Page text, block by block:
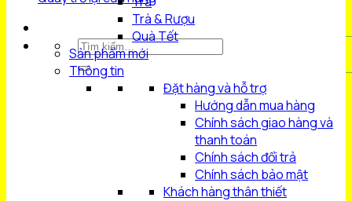
Tìm
kiếm:
Trà & Rượu
Quà Tết
Sản phẩm mới
Thông tin
Đặt hàng và hỗ trợ
Hướng dẫn mua hàng
Chính sách giao hàng và
thanh toán
Chính sách đổi trả
Chính sách bảo mật
Khách hàng thân thiết